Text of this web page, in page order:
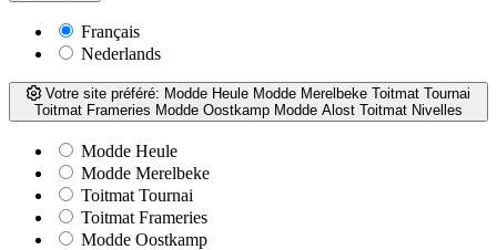
Français
Nederlands
Votre site préféré: Modde Heule Modde Merelbeke Toitmat Tournai
Toitmat Frameries Modde Oostkamp Modde Alost Toitmat Nivelles
Modde Heule
Modde Merelbeke
Toitmat Tournai
Toitmat Frameries
Modde Oostkamp